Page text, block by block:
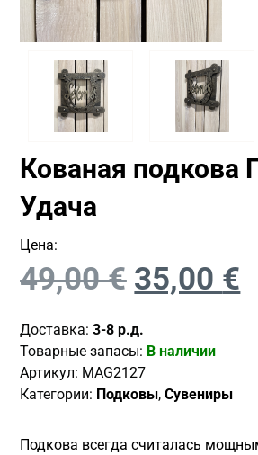
Кованая подкова
Удача
Цена:
49,00€ 35,00 €
Доставка:3-8 р.д.
Товарные запасы: В наличии
Артикул: MAG2127
Категории: Подковы,Сувениры
Подкова всегда считалась